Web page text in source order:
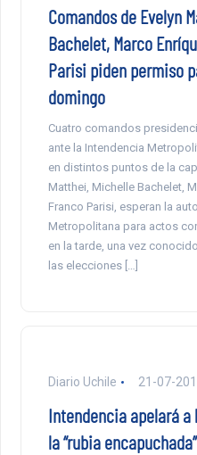
Comandos de Evelyn
Bachelet, Marco
Parisi piden permiso
domingo
Cuatro comandos
ante la Intendencia
en distintos puntos de la
Matthei, Michelle Bachelet,
Franco Parisi, esperan la
Metropolitana para actos
en la tarde, una vez
las elecciones […]
Diario Uchile 21-07-
Intendencia apelará
la “rubia encapuchada”